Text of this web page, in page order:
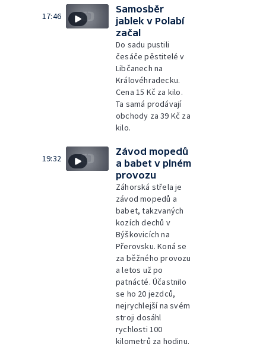
17:46
Samosběr
jablek v Polabí
začal
Do sadu pustili
česáče pěstitelé v
Libčanech na
Královéhradecku.
Cena 15 Kč za kilo.
Ta samá prodávají
obchody za 39 Kč za
kilo.
19:32
Závod mopedů
a babet v plném
provozu
Záhorská střela je
závod mopedů a
babet, takzvaných
kozích dechů v
Býškovicích na
Přerovsku. Koná se
za běžného provozu
a letos už po
patnácté. Účastnilo
se ho 20 jezdců,
nejrychlejší na svém
stroji dosáhl
rychlosti 100
kilometrů za hodinu.